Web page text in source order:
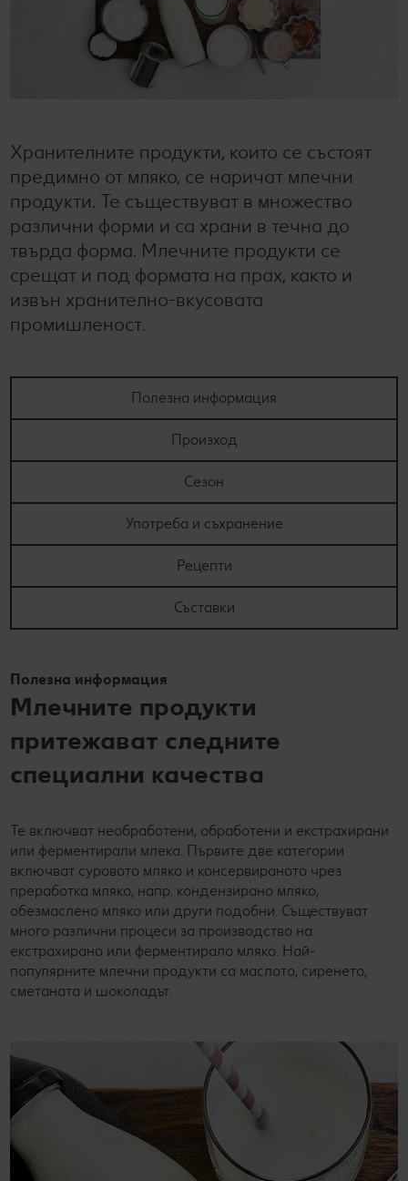
Колелото на наградите
Лексикон на свежестта
Ние сме семейство
Съвети от кухнята
Развлечения, отдих и свободно време
Хранителните продукти, които се състоят
предимно от мляко, се наричат млечни
продукти. Те съществуват в множество
различни форми и са храни в течна до
твърда форма. Млечните продукти се
срещат и под формата на прах, както и
извън хранително-вкусовата
промишленост.
Полезна информация
Произход
Сезон
Употреба и съхранение
Рецепти
Съставки
Полезна информация
Млечните продукти
притежават следните
специални качества
Те включват необработени, обработени и екстрахирани
или ферментирали млека. Първите две категории
включват суровото мляко и консервираното чрез
преработка мляко, напр. кондензирано мляко,
обезмаслено мляко или други подобни. Съществуват
много различни процеси за производство на
екстрахирано или ферментирало мляко. Най-
популярните млечни продукти са маслото, сиренето,
сметаната и шоколадът.